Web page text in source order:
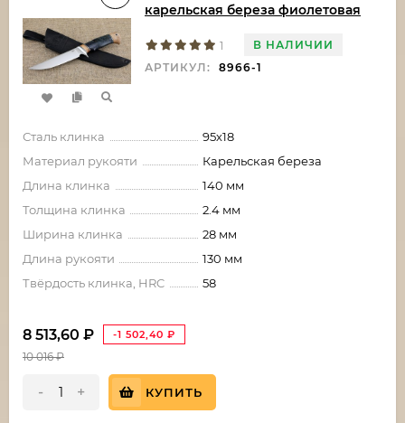
карельская береза фиолетовая
1
В НАЛИЧИИ
АРТИКУЛ:
8966-1
Сталь клинка
95х18
Материал рукояти
Карельская береза
Длина клинка
140 мм
Толщина клинка
2.4 мм
Ширина клинка
28 мм
Длина рукояти
130 мм
Твёрдость клинка, HRC
58
8 513,60 ₽ -1 502,40 ₽
10 016₽
- + КУПИТЬ